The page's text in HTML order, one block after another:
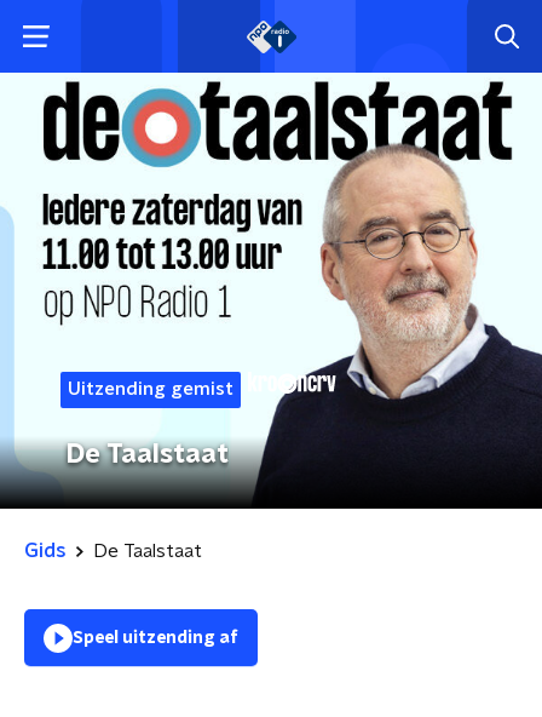
Uitzending gemist
De Taalstaat
Gids De Taalstaat
Speel uitzending af